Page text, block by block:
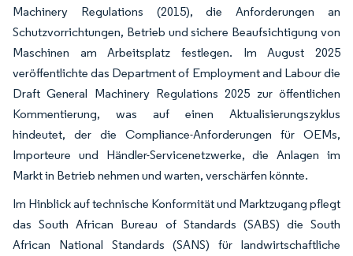
Machinery Regulations (2015), die Anforderungen an
Schutzvorrichtungen, Betrieb und sichere Beaufsichtigung von
Maschinen am Arbeitsplatz festlegen. Im August 2025
veröffentlichte das Department of Employment and Labour die
Draft General Machinery Regulations 2025 zur öffentlichen
Kommentierung, was auf einen Aktualisierungszyklus
hindeutet, der die Compliance-Anforderungen für OEMs,
Importeure und Händler-Servicenetzwerke, die Anlagen im
Markt in Betrieb nehmen und warten, verschärfen könnte.
Im Hinblick auf technische Konformität und Marktzugang pflegt
das South African Bureau of Standards (SABS) die South
African National Standards (SANS) für landwirtschaftliche